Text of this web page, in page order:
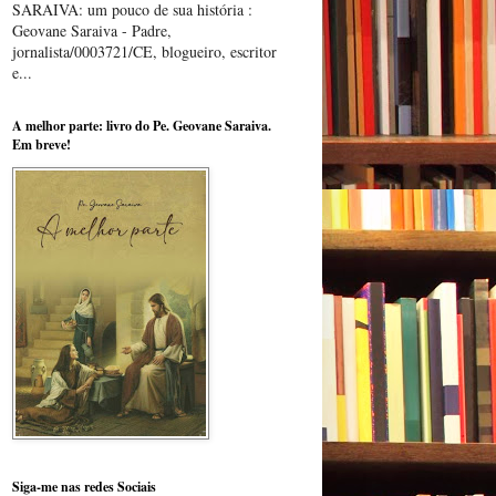
SARAIVA: um pouco de sua história :
Geovane Saraiva - Padre,
jornalista/0003721/CE, blogueiro, escritor
e...
A melhor parte: livro do Pe. Geovane Saraiva.
Em breve!
Siga-me nas redes Sociais